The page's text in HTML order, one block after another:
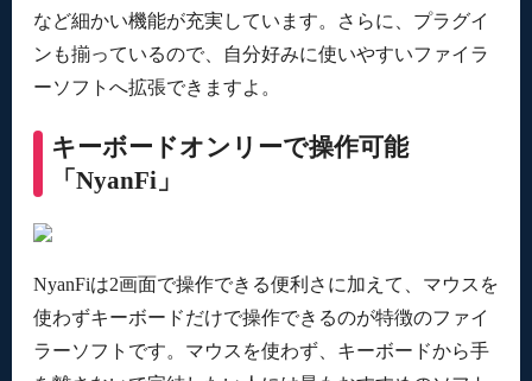
など細かい機能が充実しています。さらに、プラグイ
ンも揃っているので、自分好みに使いやすいファイラ
ーソフトへ拡張できますよ。
キーボードオンリーで操作可能
「NyanFi」
NyanFiは2画面で操作できる便利さに加えて、マウスを
使わずキーボードだけで操作できるのが特徴のファイ
ラーソフトです。マウスを使わず、キーボードから手